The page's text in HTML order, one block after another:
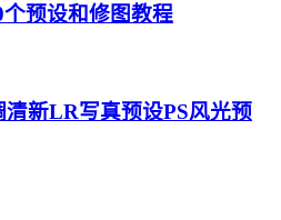
预设和修图教程
清新LR写真预设PS风光预